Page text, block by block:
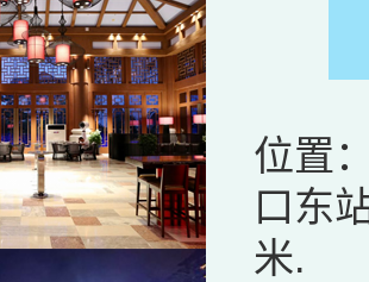
位置
口东
米.